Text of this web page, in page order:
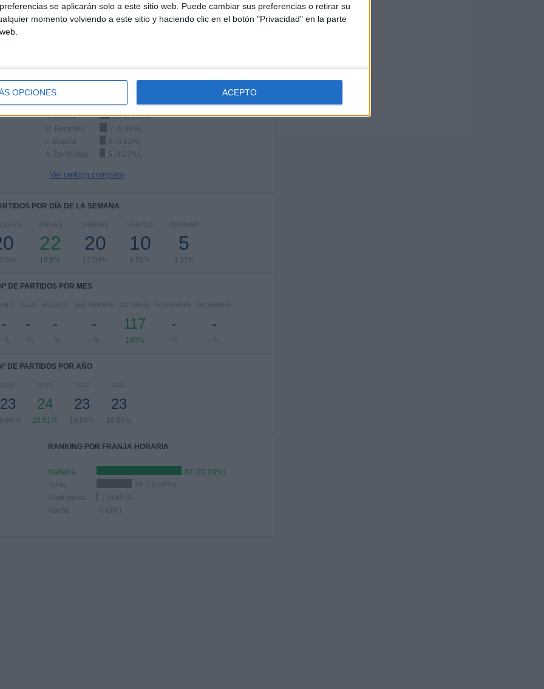
se aplicarán solo a este sitio web. Puede cambiar sus preferencias o retirar su
momento volviendo a este sitio y haciendo clic en el botón "Privacidad" en la parte
OPCIONES ACEPTO
J. Sinner
12 (10.26%)
A. Zverev
10 (8.55%)
M. Berrettini
7 (5.98%)
L. Musetti
6 (5.13%)
A. De Miñaur
5 (4.27%)
Ver ranking completo
POR DÍA DE LA SEMANA
JUEVES
22
18.8%
VIERNES
20
17.09%
SÁBADO
10
8.55%
DOMINGO
5
4.27%
Nº DE PARTIDOS POR MES
-
- %
JULIO
-
- %
AGOSTO
-
- %
SEPTIEMBRE
-
- %
OCTUBRE
117
100%
NOVIEMBRE
-
- %
DICIEMBRE
-
- %
DE PARTIDOS POR AÑO
2024
23
2023
24
20.51%
2022
23
19.66%
2021
23
19.66%
RANKING POR FRANJA HORARIA
Mañana
82 (70.09%)
Tarde
34 (29.06%)
Madrugada
1 (0.85%)
Noche
0 (0%)